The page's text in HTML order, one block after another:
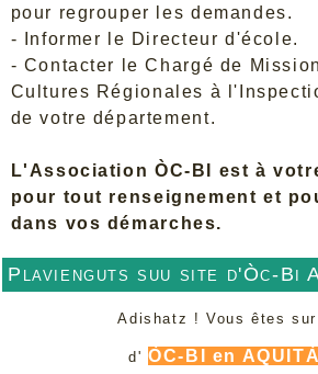
Plavienguts suu site d'Òc-Bi
Adishatz ! Vous êtes
d' ÒC-BI en
pour regrouper les demandes.
- Informer le Directeur d'école.
- Contacter le Chargé de
Cultures Régionales à
de votre département.
L'Association ÒC-BI est à
pour tout renseignement et
dans vos démarches.